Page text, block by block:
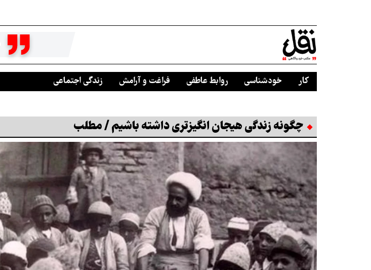
کار خودشناسی روابط عاطفی فراغت و آرامش زندگی اجتماعی
چگونه زندگی هیجان انگیزتری داشته باشیم / مطلب